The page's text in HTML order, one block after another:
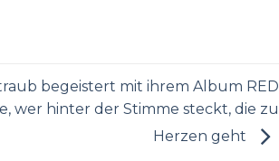
begeistert mit ihrem Album RED
wer hinter der Stimme steckt, die zu
Herzen geht